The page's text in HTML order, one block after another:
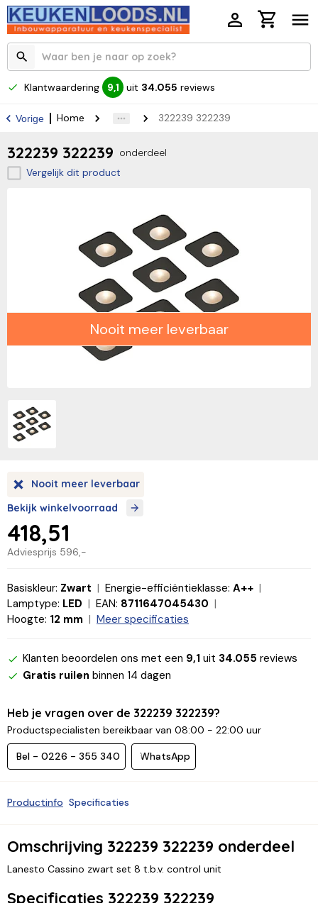
Klantwaardering 9,1 uit 34.055 reviews
Vorige Home 322239 322239
322239 322239 onderdeel
Vergelijk dit product
Nooit meer leverbaar
Nooit meer leverbaar
Bekijk winkelvoorraad
Adviesprijs 596,-
418,51
Basiskleur: Zwart Energie-efficiëntieklasse: A++
Lamptype: LED EAN: 8711647045430
Hoogte: 12 mm Meer specificaties
Klanten beoordelen ons met een 9,1 uit 34.055 reviews
Gratis ruilen binnen 14 dagen
Heb je vragen over de 322239 322239?
Productspecialisten bereikbaar van 08:00 - 22:00 uur
Bel - 0226 - 355 340 WhatsApp
Productinfo Specificaties
Omschrijving 322239 322239 onderdeel
Lanesto Cassino zwart set 8 t.b.v. control unit
Specificaties 322239 322239